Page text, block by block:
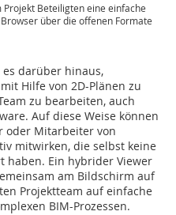
Beteiligten eine einfache
über die offenen Formate
darüber hinaus,
Hilfe von 2D-Plänen zu
zu bearbeiten, auch
Auf diese Weise können
oder Mitarbeiter von
mitwirken, die selbst keine
haben. Ein hybrider Viewer
am Bildschirm auf
Projektteam auf einfache
BIM-Prozessen.